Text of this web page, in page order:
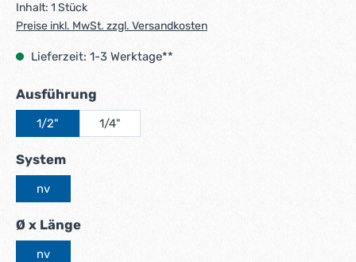
Inhalt: 1 Stück
Preise inkl. MwSt. zzgl. Versandkosten
Lieferzeit: 1-3 Werktage**
Ausführung
1/2" 1/4"
Systemauswählen
nv
Ø x Längeauswählen
nv